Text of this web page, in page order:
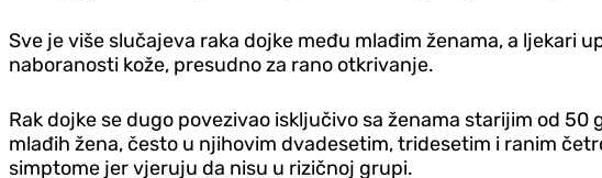
Sve je više slučajeva raka dojke među mlađim ženama, a ljekari
naboranosti kože, presudno za rano otkrivanje.
Rak dojke se dugo povezivao isključivo sa ženama starijim od
mlađih žena, često u njihovim dvadesetim, tridesetim i ranim
simptome jer vjeruju da nisu u rizičnoj grupi.